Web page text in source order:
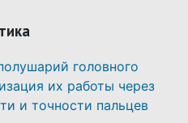
головного
их работы через
и точности пальцев